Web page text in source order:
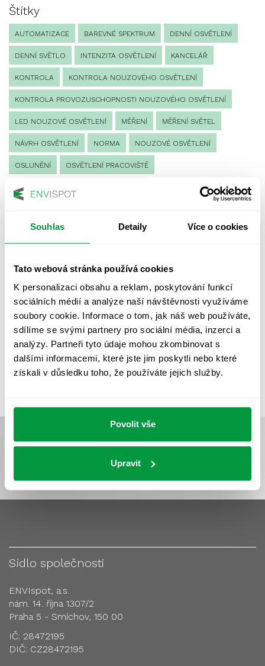
Souhlas Detaily Více o cookies
Tato webová stránka používá cookies
K personalizaci obsahu a reklam, poskytování funkcí
sociálních médií a analýze naší návštěvnosti využíváme
soubory cookie. Informace o tom, jak náš web používáte,
sdílíme se svými partnery pro sociální média, inzerci a
analýzy. Partneři tyto údaje mohou zkombinovat s
dalšími informacemi, které jste jim poskytli nebo které
získali v důsledku toho, že používáte jejich služby.
Povolit vše
Upravit
Štítky
AUTOMATIZACE BAREVNÉ SPEKTRUM DENNÍ OSVĚTLENÍ
DENNÍ SVĚTLO INTENZITA OSVĚTLENÍ KANCELÁŘ
KONTROLA KONTROLA NOUZOVÉHO OSVĚTLENÍ
KONTROLA PROVOZUSCHOPNOSTI NOUZOVÉHO OSVĚTLENÍ
LED NOUZOVÉ OSVĚTLENÍ MĚŘENÍ MĚŘENÍ SVĚTEL
NÁVRH OSVĚTLENÍ NORMA NOUZOVÉ OSVĚTLENÍ
OSLUNĚNÍ OSVĚTLENÍ PRACOVIŠTĚ
OSVĚTLENÍ PŘECHODŮ PRO CHODCE
PROTIPANICKÉ OSVĚTLENÍ
REVIZE NOUZOVÉHO OSVĚTLENÍ
UMĚLÉ OSVĚTLENÍ VEŘEJNÉ OSVĚTLENÍ
VÝPOČET OSVĚTLENÍ VÝPOČET ZASTÍNĚNÍ
VÝPOČTY A NÁVRHY ZASTÍNĚNÍ
ZKOUŠKY NOUZOVÉHO OSVĚTLENÍ
Sídlo společnosti
ENVIspot, a.s.
nám. 14. října 1307/2
Praha 5 - Smíchov, 150 00
IČ: 28472195
DIČ: CZ28472195